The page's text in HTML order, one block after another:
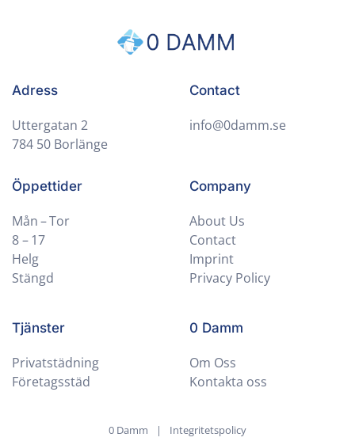
Adress
Uttergatan 2
784 50 Borlänge
Contact
info@0damm.se
Öppettider
Mån – Tor
8 – 17
Helg
Stängd
Company
About Us
Contact
Imprint
Privacy Policy
Tjänster
Privatstädning
Företagsstäd
0 Damm
Om Oss
Kontakta oss
0 Damm | Integritetspolicy